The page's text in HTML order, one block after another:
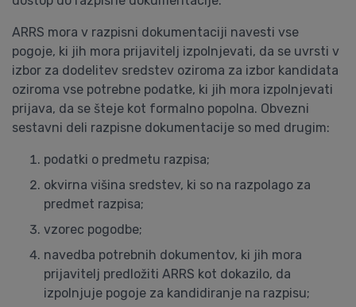
ARRS mora v razpisni dokumentaciji navesti vse
pogoje, ki jih mora prijavitelj izpolnjevati, da se uvrsti v
izbor za dodelitev sredstev oziroma za izbor kandidata
oziroma vse potrebne podatke, ki jih mora izpolnjevati
prijava, da se šteje kot formalno popolna. Obvezni
sestavni deli razpisne dokumentacije so med drugim:
podatki o predmetu razpisa;
okvirna višina sredstev, ki so na razpolago za
predmet razpisa;
vzorec pogodbe;
navedba potrebnih dokumentov, ki jih mora
prijavitelj predložiti ARRS kot dokazilo, da
izpolnjuje pogoje za kandidiranje na razpisu;